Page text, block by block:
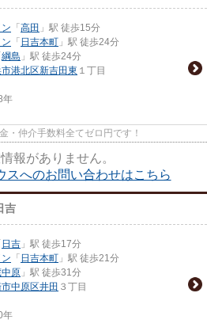
「 高田 」駅 徒歩15分
「 日吉本町 」駅 徒歩24分
綱島 」駅 徒歩24分
港北区新吉田東 １丁目
年
・仲介手数料全てゼロ円です！
報がありません。
スへのお問い合わせはこちら
吉
日吉 」駅 徒歩17分
「 日吉本町 」駅 徒歩21分
原 」駅 徒歩31分
市中原区井田 ３丁目
年